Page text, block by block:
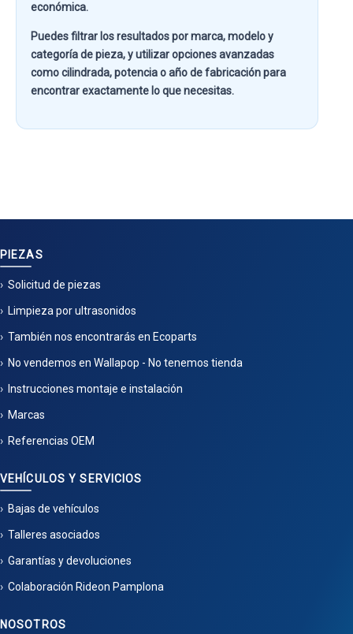
económica.
Puedes filtrar los resultados pormarca, modelo y
categoría de pieza, y utilizar opciones avanzadas
comocilindrada, potencia o año de fabricaciónpara
encontrar exactamente lo que necesitas.
PIEZAS
Solicitud de piezas
Limpieza por ultrasonidos
También nos encontrarás en Ecoparts
No vendemos en Wallapop - No tenemos tienda
Instrucciones montaje e instalación
Marcas
Referencias OEM
VEHÍCULOS Y SERVICIOS
Bajas de vehículos
Talleres asociados
Garantías y devoluciones
Colaboración Rideon Pamplona
NOSOTROS